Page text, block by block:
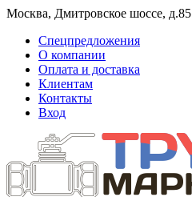
Москва, Дмитровское шоссе, д.85
Спецпредложения
О компании
Оплата и доставка
Клиентам
Контакты
Вход